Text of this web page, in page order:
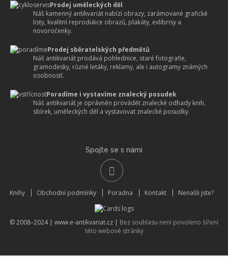
Prodej uměleckých děl
Náš kamenný antikvariát nabízí obrazy, zarámované grafické
listy, kvalitní reprodukce obrazů, plakáty, exlibrisy a
novoročenky.
Prodej sběratelských předmětů
Náš antikvariát prodává pohlednice, staré fotografie,
gramodesky, různé letáky, reklamy, ale i autogramy známých
osobností.
Poradíme i vystavíme znalecký posudek
Náš antikvariát je oprávněn provádět znalecké odhady knih,
sbírek, uměleckých děl a vystavovat znalecké posudky.
Spojte se s námi
Knihy Obchodní podmínky Poradna Kontakt Nenašli jste?
© 2008–2024 | www.e-antikvariat.cz | Bez souhlasu není povoleno šíření
této webové stránky